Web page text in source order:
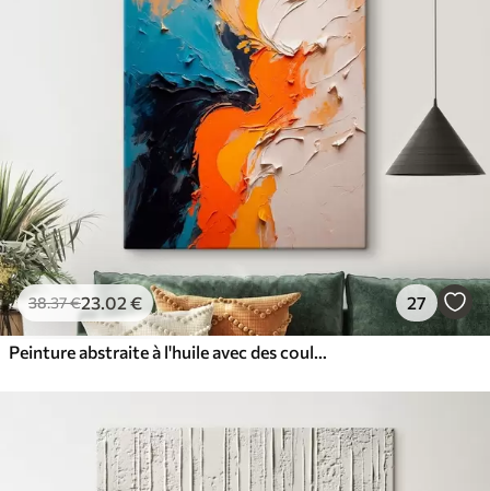
38.37€23.02 € 27
Peinture abstraite à l'huile avec des couleurs orange, bleu et blanc